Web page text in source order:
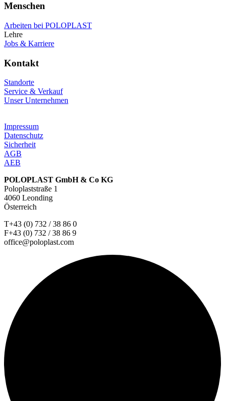
Menschen
Arbeiten bei POLOPLAST
Lehre
Jobs & Karriere
Kontakt
Standorte
Service & Verkauf
Unser Unternehmen
Impressum
Datenschutz
Sicherheit
AGB
AEB
POLOPLAST GmbH & Co KG
Poloplaststraße 1
4060 Leonding
Österreich
T+43 (0) 732 / 38 86 0
F+43 (0) 732 / 38 86 9
office@poloplast.com